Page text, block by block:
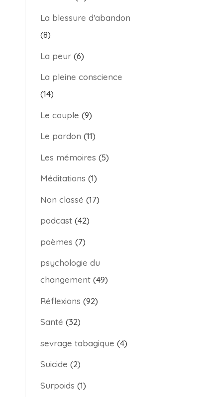
La blessure d'abandon
(8)
La peur (6)
La pleine conscience
(14)
Le couple (9)
Le pardon (11)
Les mémoires (5)
Méditations (1)
Non classé (17)
podcast (42)
poèmes (7)
psychologie du
changement (49)
Réflexions (92)
Santé (32)
sevrage tabagique (4)
Suicide (2)
Surpoids (1)